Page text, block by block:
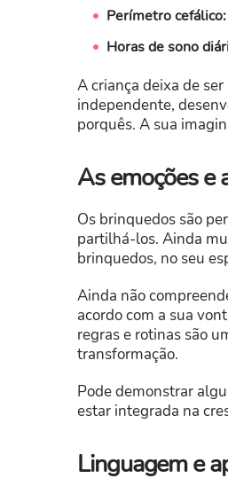
Perímetro cefálico:
Horas de sono
A criança deixa de
independente,
porquês. A sua
As emoções e
Os brinquedos são
partilhá-los. Ainda
brinquedos, no seu
Ainda não
acordo com a sua
regras e rotinas são
transformação.
Pode demonstrar
estar integrada na
Linguagem e